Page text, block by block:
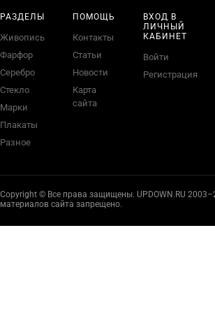
РАЗДЕЛЫ
Живопись
Фарфор
Серебро
Стекло
Марки
Плакаты
Разное
ПОМОЩЬ
Контакты
Статьи
Новости
Карта
сайта
ВХОД В
ЛИЧНЫЙ
КАБИНЕТ
Войти
Регистрация
Copyright © Все права защищены. UPDOWN.RU
материалов сайта запрещено.